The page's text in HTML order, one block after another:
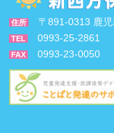
住所 〒891-0313 鹿
TEL 0993-25-2861
FAX 0993-23-0050